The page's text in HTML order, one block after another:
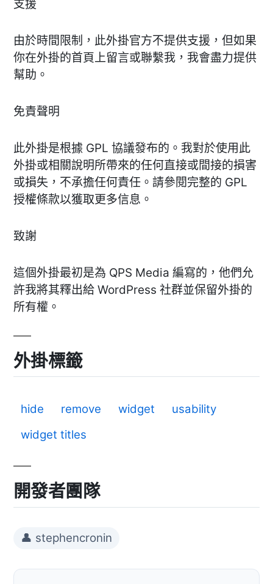
支援
由於時間限制，此外掛官方不提供支援，但如果
你在外掛的首頁上留言或聯繫我，我會盡力提供
幫助。
免責聲明
此外掛是根據 GPL 協議發布的。我對於使用此
外掛或相關說明所帶來的任何直接或間接的損害
或損失，不承擔任何責任。請參閱完整的 GPL
授權條款以獲取更多信息。
致謝
這個外掛最初是為 QPS Media 編寫的，他們允
許我將其釋出給 WordPress 社群並保留外掛的
所有權。
外掛標籤
hide remove widget
usability
widget titles
開發者團隊
👤 stephencronin